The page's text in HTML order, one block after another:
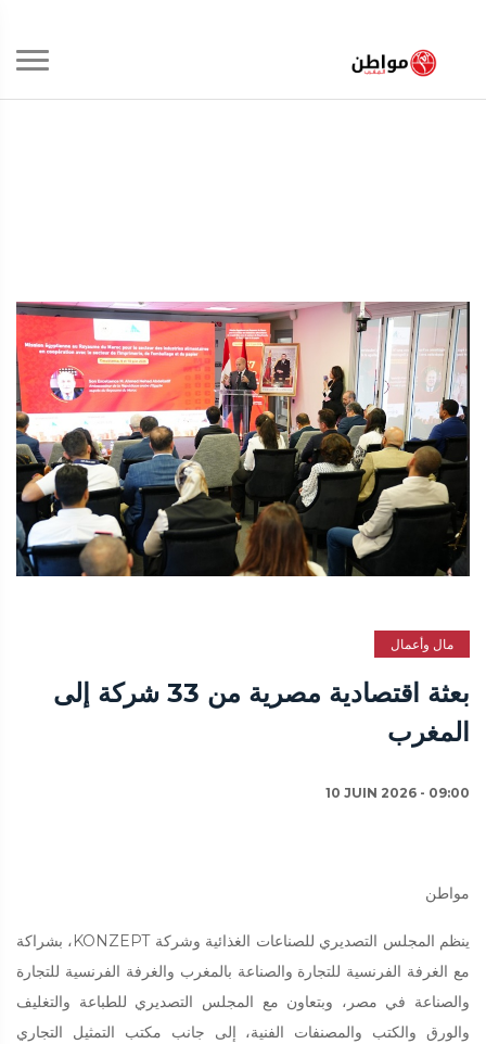
مال وأعمال
بعثة اقتصادية مصرية من 33 شركة إلى
المغرب
10 JUIN 2026 - 09:00
مواطن
ينظم المجلس التصديري للصناعات الغذائية وشركة KONZEPT، بشراكة
مع الغرفة الفرنسية للتجارة والصناعة بالمغرب والغرفة الفرنسية للتجارة
والصناعة في مصر، وبتعاون مع المجلس التصديري للطباعة والتغليف
والورق والكتب والمصنفات الفنية، إلى جانب مكتب التمثيل التجاري